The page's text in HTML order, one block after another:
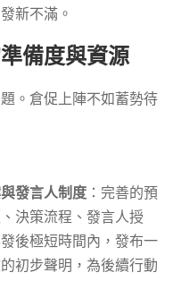
新不滿。
備度與資源
。倉促上陣不如蓄勢待
發言人制度 ：完善的預
決策流程、發言人授
後極短時間內，發布一
初步聲明，為後續行動